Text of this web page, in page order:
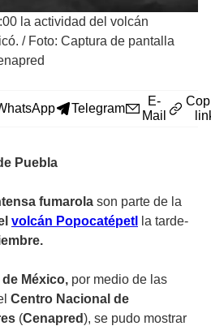
la actividad del volcán
/ Foto: Captura de pantalla
Telegram
E-
Mail
Puebla
fumarola son parte de la
volcán Popocatépetl
la tarde-
México, por medio de las
Centro Nacional de
(Cenapred), se pudo mostrar